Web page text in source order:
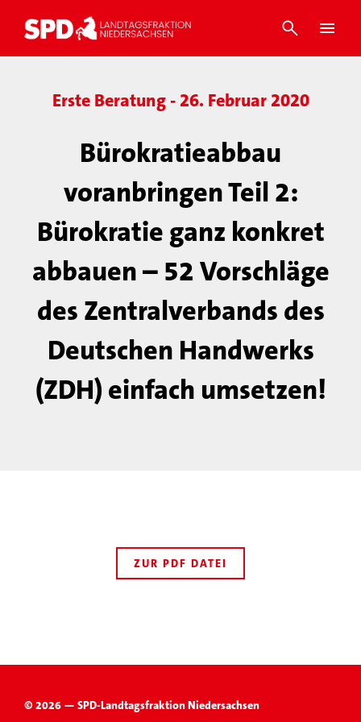
Erste Beratung - 26. Februar 2020
Bürokratieabbau
voranbringen Teil 2:
Bürokratie ganz konkret
abbauen – 52 Vorschläge
des Zentralverbands des
Deutschen Handwerks
(ZDH) einfach umsetzen!
ZUR PDF DATEI
© 2026 — SPD-Landtagsfraktion Niedersachsen